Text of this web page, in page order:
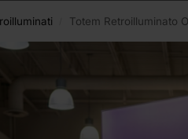
Totem Retroilluminato